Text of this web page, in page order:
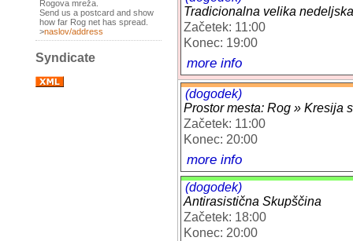
Rogova mreža.
Send us a postcard and show
how far Rog net has spread.
>naslov/address
Syndicate
Tradicionalna velika
Začetek: 11:00
Konec: 19:00
more info
(dogodek)
Prostor mesta: Rog » Kresija
Začetek: 11:00
Konec: 20:00
more info
(dogodek)
Antirasistična Skupščina
Začetek: 18:00
Konec: 20:00